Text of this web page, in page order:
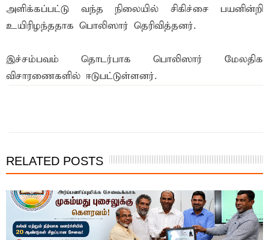
அளிக்கப்பட்டு வந்த நிலையில் சிகிச்சை பயனின்றி
உயிரிழந்ததாக பொலிஸார் தெரிவித்தனர்.
இச்சம்பவம் தொடர்பாக பொலிஸார் மேலதிக
விசாரணைகளில் ஈடுபட்டுள்ளனர்.
RELATED POSTS